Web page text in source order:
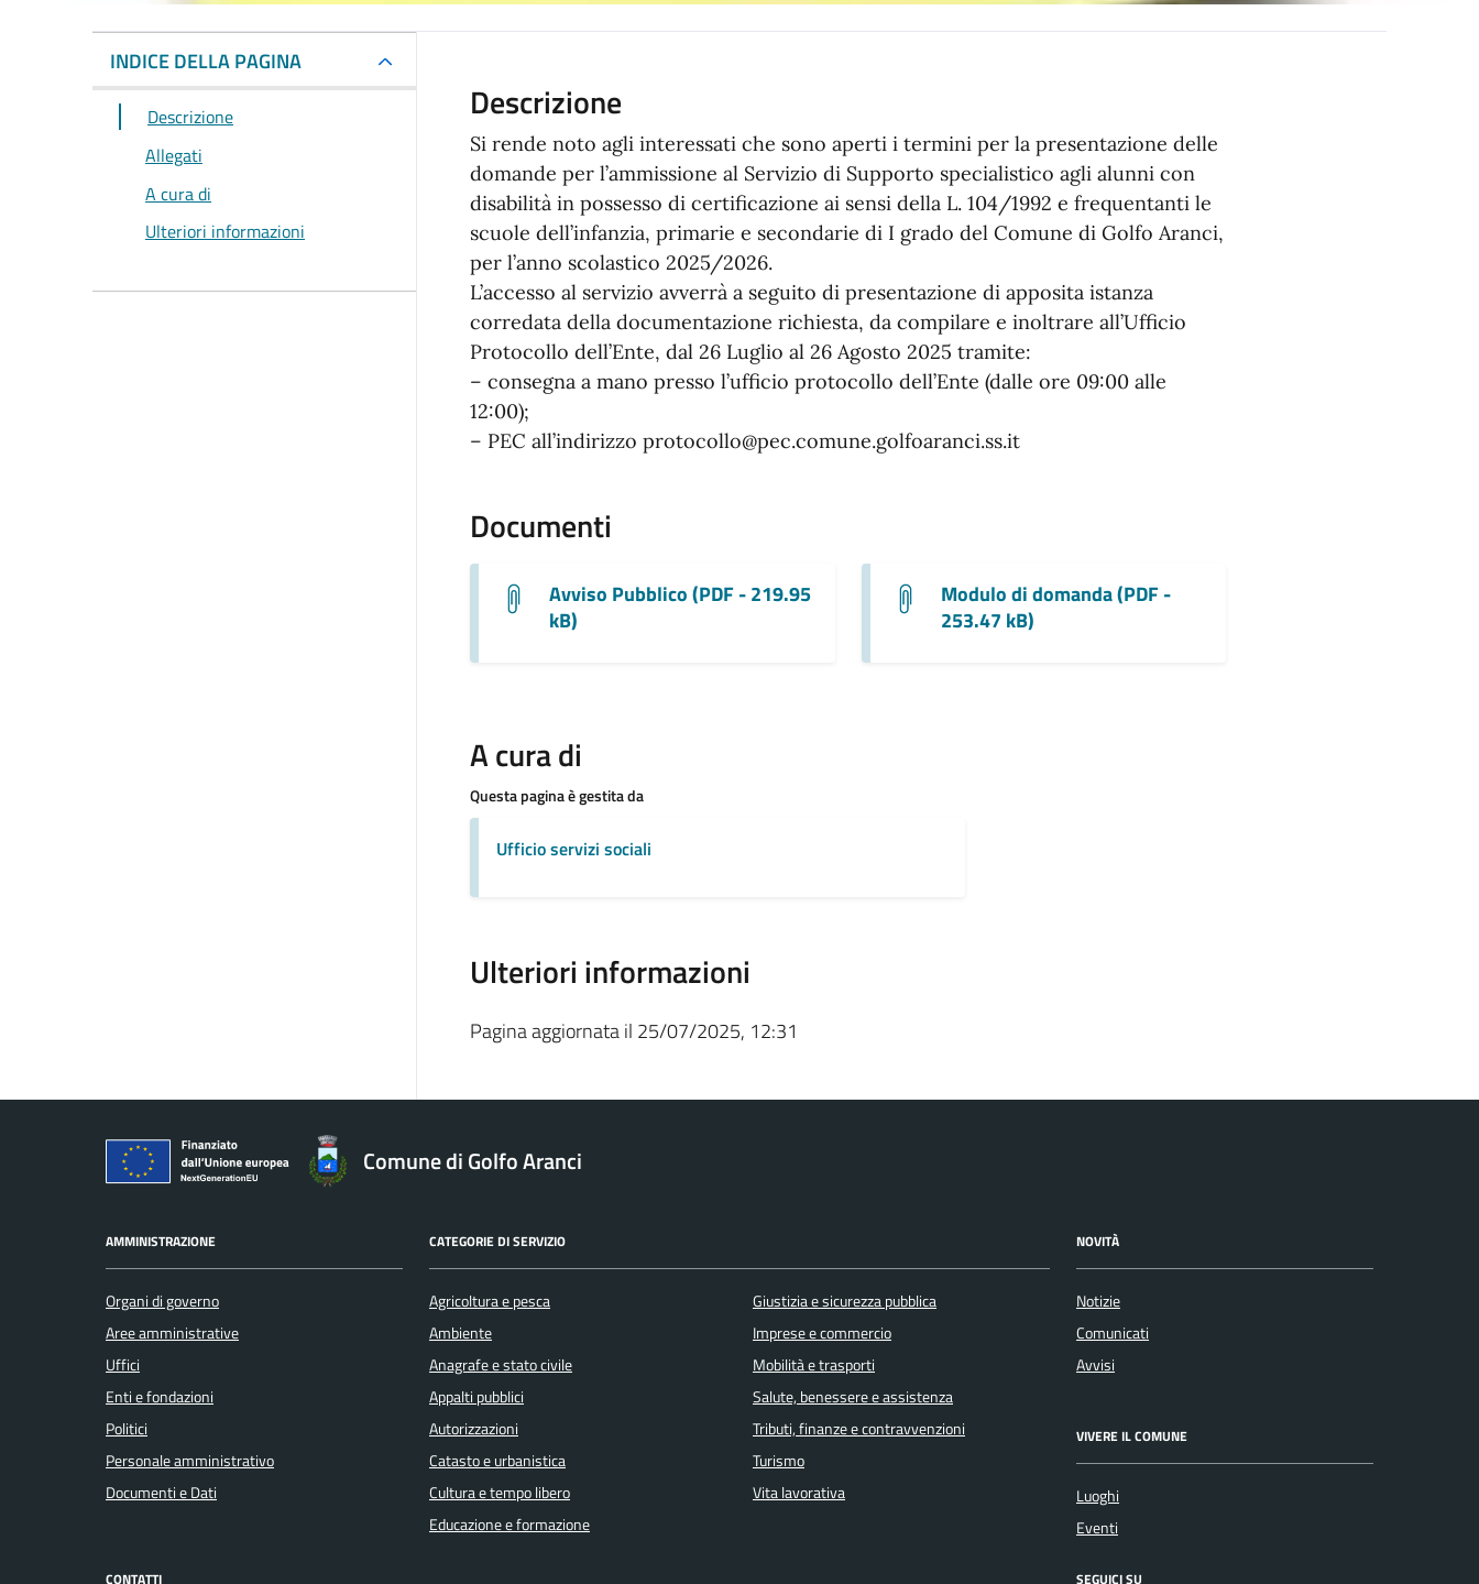
INDICE DELLA PAGINA
Descrizione
Allegati
A cura di
Ulteriori informazioni
Descrizione
Si rende noto agli interessati che sono aperti i termini per la presentazione delle
domande per l’ammissione al Servizio di Supporto specialistico agli alunni con
disabilità in possesso di certificazione ai sensi della L. 104/1992 e frequentanti le
scuole dell’infanzia, primarie e secondarie di I grado del Comune di Golfo Aranci,
per l’anno scolastico 2025/2026.
L’accesso al servizio avverrà a seguito di presentazione di apposita istanza
corredata della documentazione richiesta, da compilare e inoltrare all’Ufficio
Protocollo dell’Ente, dal 26 Luglio al 26 Agosto 2025 tramite:
– consegna a mano presso l’ufficio protocollo dell’Ente (dalle ore 09:00 alle
12:00);
– PEC all’indirizzo protocollo@pec.comune.golfoaranci.ss.it
Documenti
Avviso Pubblico (PDF - 219.95
kB)
Modulo di domanda (PDF -
253.47 kB)
A cura di
Questa pagina è gestita da
Ufficio servizi sociali
Ulteriori informazioni
Pagina aggiornata il 25/07/2025, 12:31
Comune di Golfo Aranci
AMMINISTRAZIONE
Organi di governo
Aree amministrative
Uffici
Enti e fondazioni
Politici
Personale amministrativo
Documenti e Dati
CATEGORIE DI SERVIZIO
Agricoltura e pesca
Ambiente
Anagrafe e stato civile
Appalti pubblici
Autorizzazioni
Catasto e urbanistica
Cultura e tempo libero
Educazione e formazione
Giustizia e sicurezza pubblica
Imprese e commercio
Mobilità e trasporti
Salute, benessere e assistenza
Tributi, finanze e contravvenzioni
Turismo
Vita lavorativa
NOVITÀ
Notizie
Comunicati
Avvisi
VIVERE IL COMUNE
Luoghi
Eventi
CONTATTI SEGUICI SU